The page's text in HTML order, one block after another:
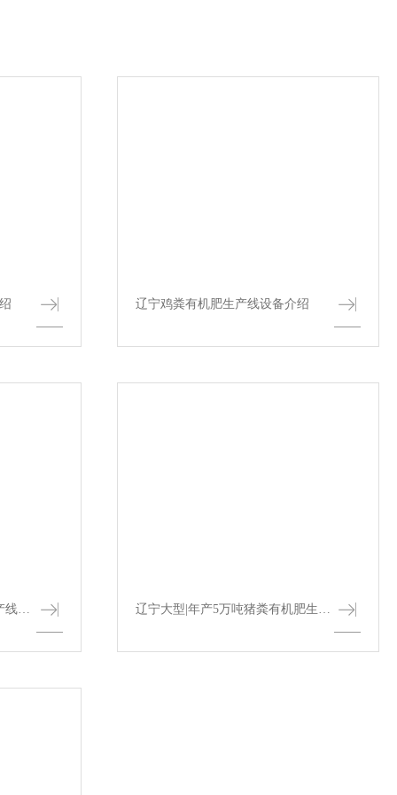
辽宁鸡粪有机肥生产线设备介绍
辽宁年产2万吨中型有机肥生产线设备配置与工... 辽宁大型|年产5万吨猪粪有机肥生产线价格与...